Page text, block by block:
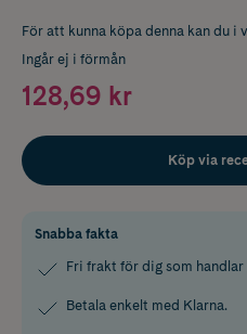
För att kunna köpa denna kan du i
Ingår ej i förmån
128,69 kr
Köp via
Snabba fakta
Fri frakt för dig som handlar
Betala enkelt med Klarna.